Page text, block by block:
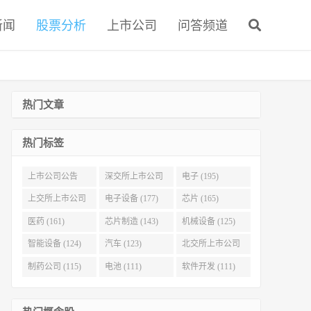
股票分析 上市公司 问答频道
热门文章
热门标签
上市公司公告
(321)
深交所上市公司
(215)
电子 (195)
上交所上市公司
(186)
电子设备 (177) 芯片 (165)
医药 (161) 芯片制造 (143) 机械设备 (125)
智能设备 (124) 汽车 (123) 北交所上市公司
(116)
制药公司 (115) 电池 (111) 软件开发 (111)